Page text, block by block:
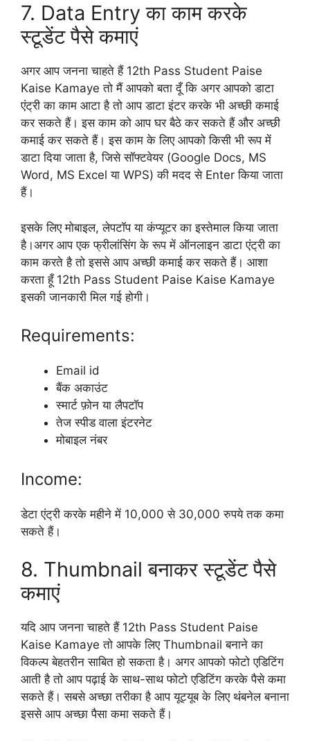
7. Data Entry का काम करके
स्टूडेंट पैसे कमाएं
अगर आप जनना चाहते हैं 12th Pass Student Paise
Kaise Kamaye तो मैं आपको बता दूँ कि अगर आपको डाटा
एंट्री का काम आटा है तो आप डाटा इंटर करके भी अच्छी कमाई
कर सकते हैं। इस काम को आप घर बैठे कर सकते हैं और अच्छी
कमाई कर सकते हैं। इस काम के लिए आपको किसी भी रूप में
डाटा दिया जाता है, जिसे सॉफ्टवेयर (Google Docs, MS
Word, MS Excel या WPS) की मदद से Enter किया जाता
हैं।
इसके लिए मोबाइल, लेपटॉप या कंप्यूटर का इस्तेमाल किया जाता
है।अगर आप एक फ्रीलांसिंग के रूप में ऑनलाइन डाटा एंट्री का
काम करते है तो इससे आप अच्छी कमाई कर सकते हैं। आशा
करता हूँ 12th Pass Student Paise Kaise Kamaye
इसकी जानकारी मिल गई होगी।
Requirements:
Email id
बैंक अकाउंट
स्मार्ट फ़ोन या लैपटॉप
तेज स्पीड वाला इंटरनेट
मोबाइल नंबर
Income:
डेटा एंट्री करके महीने में 10,000 से 30,000 रुपये तक कमा
सकते हैं।
8. Thumbnail बनाकर स्टूडेंट पैसे
कमाएं
यदि आप जनना चाहते हैं 12th Pass Student Paise
Kaise Kamaye तो आपके लिए Thumbnail बनाने का
विकल्प बेहतरीन साबित हो सकता है। अगर आपको फोटो एडिटिंग
आती है तो आप पढ़ाई के साथ-साथ फोटो एडिटिंग करके पैसे कमा
सकते हैं। सबसे अच्छा तरीका है आप यूट्यूब के लिए थंबनेल बनाना
इससे आप अच्छा पैसा कमा सकते हैं।